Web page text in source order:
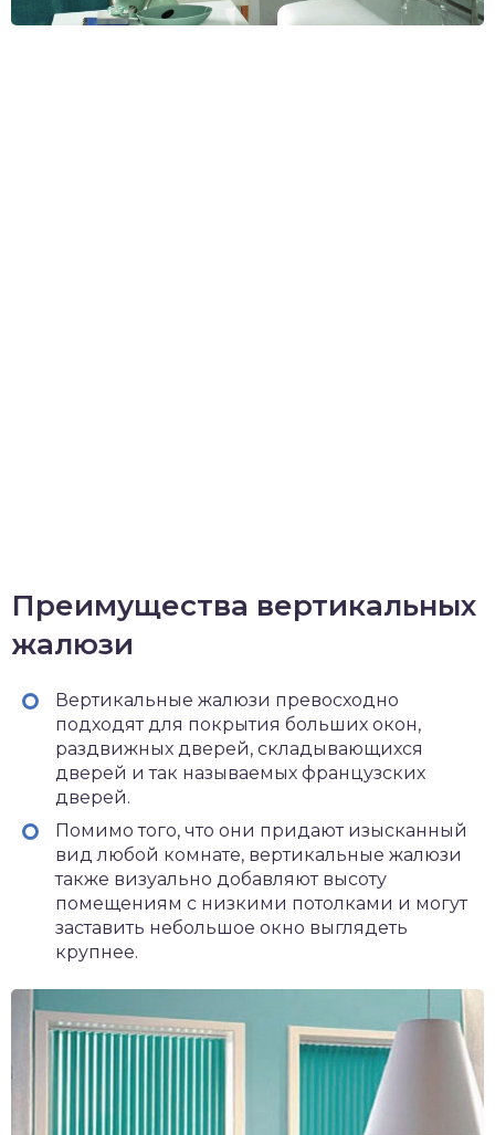
Преимущества вертикальных
жалюзи
Вертикальные жалюзи превосходно
подходят для покрытия больших окон,
раздвижных дверей, складывающихся
дверей и так называемых французских
дверей.
Помимо того, что они придают изысканный
вид любой комнате, вертикальные жалюзи
также визуально добавляют высоту
помещениям с низкими потолками и могут
заставить небольшое окно выглядеть
крупнее.